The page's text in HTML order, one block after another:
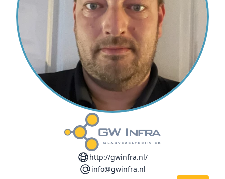
http://gwinfra.nl/
info@gwinfra.nl